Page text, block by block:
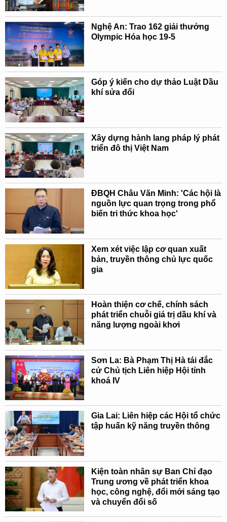
Nghệ An: Trao 162 giải thưởng
Olympic Hóa học 19-5
Góp ý kiến cho dự thảo Luật Dầu
khí sửa đổi
Xây dựng hành lang pháp lý phát
triển đô thị Việt Nam
ĐBQH Châu Văn Minh: 'Các hội là
nguồn lực quan trọng trong phổ
biến tri thức khoa học'
Xem xét việc lập cơ quan xuất
bản, truyền thông chủ lực quốc
gia
Hoàn thiện cơ chế, chính sách
phát triển chuỗi giá trị dầu khí và
năng lượng ngoài khơi
Sơn La: Bà Phạm Thị Hà tái đắc
cử Chủ tịch Liên hiệp Hội tỉnh
khoá IV
Gia Lai: Liên hiệp các Hội tổ chức
tập huấn kỹ năng truyền thông
Kiện toàn nhân sự Ban Chỉ đạo
Trung ương về phát triển khoa
học, công nghệ, đổi mới sáng tạo
và chuyển đổi số